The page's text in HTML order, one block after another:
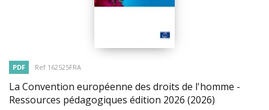
PDF Ref 162525FRA
La Convention européenne des droits de l'homme -
Ressources pédagogiques édition 2026 (2026)